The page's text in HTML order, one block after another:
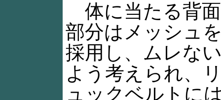
体に当たる背面
部分はメッシュ
採用し、ムレな
よう考えられ、
ュックベルトに